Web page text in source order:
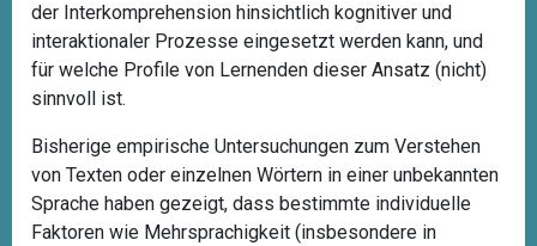
der Interkomprehension hinsichtlich kognitiver und
interaktionaler Prozesse eingesetzt werden kann, und
für welche Profile von Lernenden dieser Ansatz (nicht)
sinnvoll ist.
Bisherige empirische Untersuchungen zum Verstehen
von Texten oder einzelnen Wörtern in einer unbekannten
Sprache haben gezeigt, dass bestimmte individuelle
Faktoren wie Mehrsprachigkeit (insbesondere in